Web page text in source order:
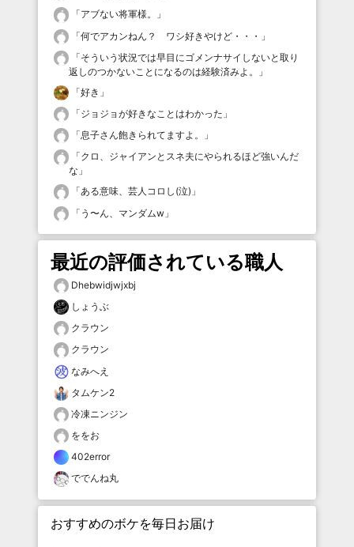
「アブない将軍様。
」
「何でアカンねん？ ワシ好きやけど・・・ 」
「そういう状況では早目にゴメンナサイしないと取り
返しのつかないことになるのは経験済みよ。
」
「好き 」
「ジョジョが好きなことはわかった 」
「息子さん飽きられてますよ。
」
「クロ、ジャイアンとスネ夫にやられるほど強いんだ
な 」
「ある意味、芸人コロし(泣) 」
「 う〜ん、マンダムw 」
最近の評価されている職人
Dhebwidjwjxbj
しょうぶ
クラウン
クラウン
なみへえ
タムケン2
冷凍ニンジン
ををお
402error
ででんね丸
おすすめのボケを毎日お届け